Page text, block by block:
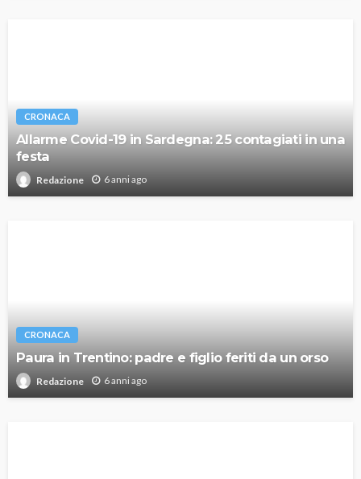
CRONACA
Allarme Covid-19 in Sardegna: 25 contagiati in una
festa
Redazione 6 anni ago
CRONACA
Paura in Trentino: padre e figlio feriti da un orso
Redazione 6 anni ago